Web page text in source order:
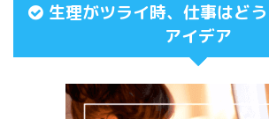
生理がツライ時、仕事はど
アイデア